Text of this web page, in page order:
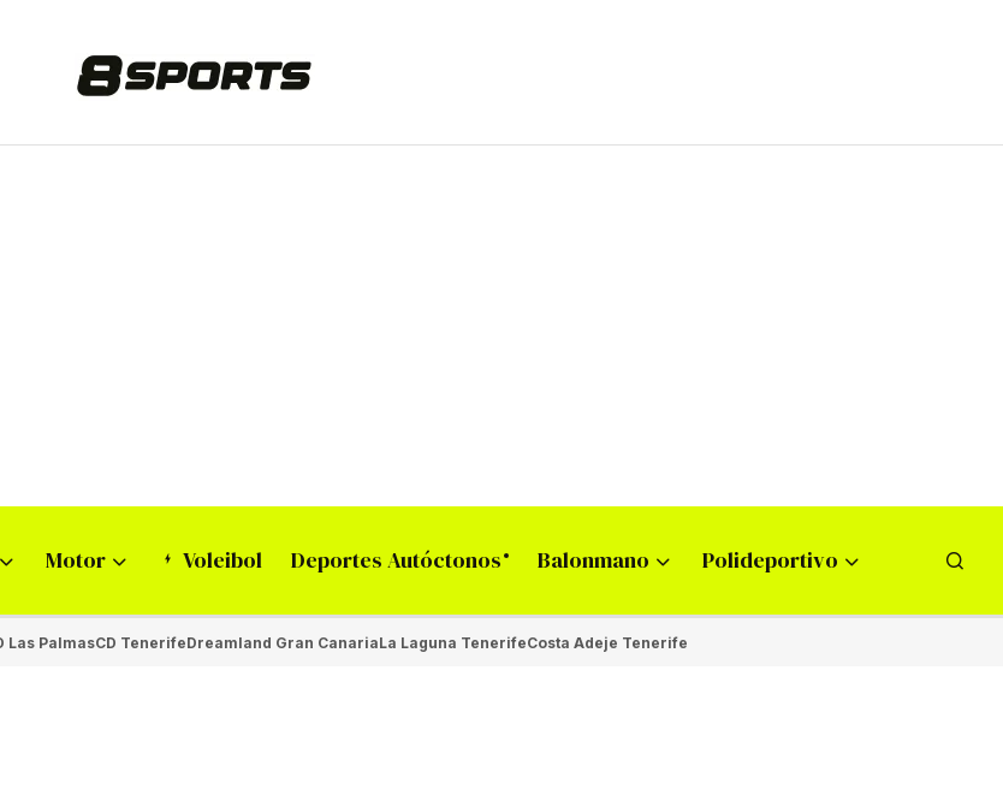
Motor Voleibol Deportes Autóctonos Balonmano Polideportivo
Las PalmasCD TenerifeDreamland Gran CanariaLa Laguna TenerifeCosta Adeje Tenerife